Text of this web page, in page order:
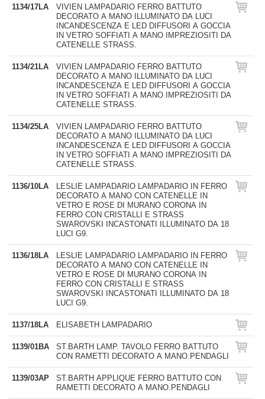
1134/17LA
VIVIEN LAMPADARIO FERRO BATTUTO
DECORATO A MANO ILLUMINATO DA LUCI
INCANDESCENZA E LED DIFFUSORI A GOCCIA
IN VETRO SOFFIATI A MANO IMPREZIOSITI DA
CATENELLE STRASS.
1134/21LA
VIVIEN LAMPADARIO FERRO BATTUTO
DECORATO A MANO ILLUMINATO DA LUCI
INCANDESCENZA E LED DIFFUSORI A GOCCIA
IN VETRO SOFFIATI A MANO IMPREZIOSITI DA
CATENELLE STRASS.
1134/25LA
VIVIEN LAMPADARIO FERRO BATTUTO
DECORATO A MANO ILLUMINATO DA LUCI
INCANDESCENZA E LED DIFFUSORI A GOCCIA
IN VETRO SOFFIATI A MANO IMPREZIOSITI DA
CATENELLE STRASS.
1136/10LA
LESLIE LAMPADARIO LAMPADARIO IN FERRO
DECORATO A MANO CON CATENELLE IN
VETRO E ROSE DI MURANO CORONA IN
FERRO CON CRISTALLI E STRASS
SWAROVSKI INCASTONATI ILLUMINATO DA 18
LUCI G9.
1136/18LA
LESLIE LAMPADARIO LAMPADARIO IN FERRO
DECORATO A MANO CON CATENELLE IN
VETRO E ROSE DI MURANO CORONA IN
FERRO CON CRISTALLI E STRASS
SWAROVSKI INCASTONATI ILLUMINATO DA 18
LUCI G9.
1137/18LA ELISABETH LAMPADARIO
1139/01BA
ST.BARTH LAMP. TAVOLO FERRO BATTUTO
CON RAMETTI DECORATO A MANO.PENDAGLI
1139/03AP
ST.BARTH APPLIQUE FERRO BATTUTO CON
RAMETTI DECORATO A MANO.PENDAGLI